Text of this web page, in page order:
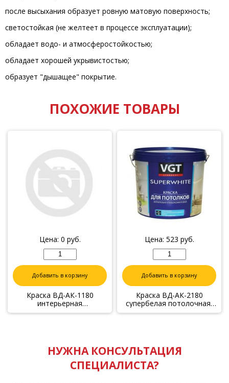
после высыхания образует ровную матовую поверхность;
светостойкая (не желтеет в процессе эксплуатации);
обладает водо- и атмосферостойкостью;
обладает хорошей укрывистостью;
образует "дышащее" покрытие.
ПОХОЖИЕ ТОВАРЫ
Цена: 0 руб.
Добавить в корзину
Краска ВД-АК-1180
интерьерная
влагостойкая ,j152
Цена: 523 руб.
Добавить в корзину
Краска ВД-АК-2180
супербелая потолочная,
3кг
НУЖНА КОНСУЛЬТАЦИЯ
СПЕЦИАЛИСТА?